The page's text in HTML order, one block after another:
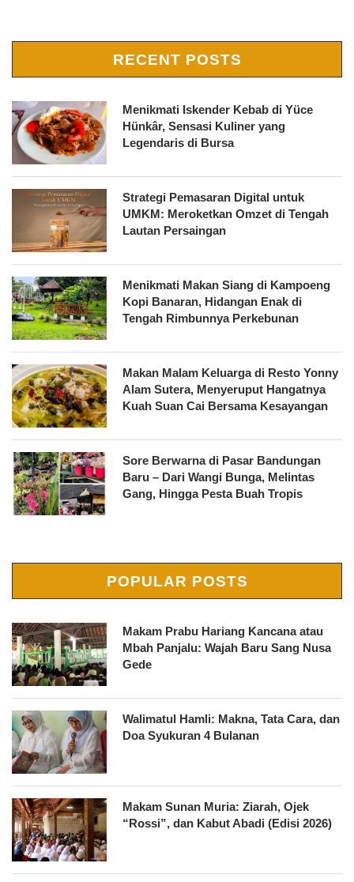
RECENT POSTS
Menikmati Iskender Kebab di Yüce
Hünkâr, Sensasi Kuliner yang
Legendaris di Bursa
Strategi Pemasaran Digital untuk
UMKM: Meroketkan Omzet di Tengah
Lautan Persaingan
Menikmati Makan Siang di Kampoeng
Kopi Banaran, Hidangan Enak di
Tengah Rimbunnya Perkebunan
Makan Malam Keluarga di Resto Yonny
Alam Sutera, Menyeruput Hangatnya
Kuah Suan Cai Bersama Kesayangan
Sore Berwarna di Pasar Bandungan
Baru – Dari Wangi Bunga, Melintas
Gang, Hingga Pesta Buah Tropis
POPULAR POSTS
Makam Prabu Hariang Kancana atau
Mbah Panjalu: Wajah Baru Sang Nusa
Gede
Walimatul Hamli: Makna, Tata Cara, dan
Doa Syukuran 4 Bulanan
Makam Sunan Muria: Ziarah, Ojek
“Rossi”, dan Kabut Abadi (Edisi 2026)